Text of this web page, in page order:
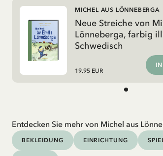
Neue Streiche von
Lönneberga, farbig
Schwedisch
MICHEL AUS LÖNNEBERGA
19.95 EUR
Entdecken Sie mehr von Michel aus
BEKLEIDUNG EINRICHTUNG